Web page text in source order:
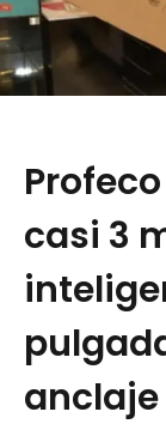
casi 3
anclaje